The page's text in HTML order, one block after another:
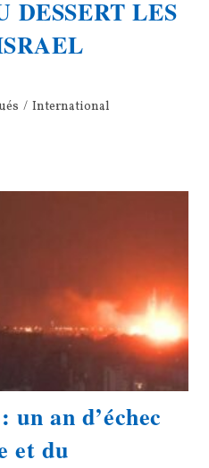
DESSERT LES
/ International
un an d’échec
et du